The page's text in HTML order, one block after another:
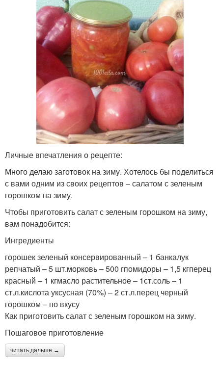
Личные впечатления о рецепте:
Много делаю заготовок на зиму. Хотелось бы поделиться
с вами одним из своих рецептов – салатом с зеленым
горошком на зиму.
Чтобы приготовить салат с зеленым горошком на зиму,
вам понадобится:
Ингредиенты
горошек зеленый консервированный – 1 банкалук
репчатый – 5 шт.морковь – 500 гпомидоры – 1,5 кгперец
красный – 1 кгмасло растительное – 1ст.соль – 1
ст.л.кислота уксусная (70%) – 2 ст.л.перец черный
горошком – по вкусу
Как приготовить салат с зеленым горошком на зиму.
Пошаговое приготовление
читать дальше →